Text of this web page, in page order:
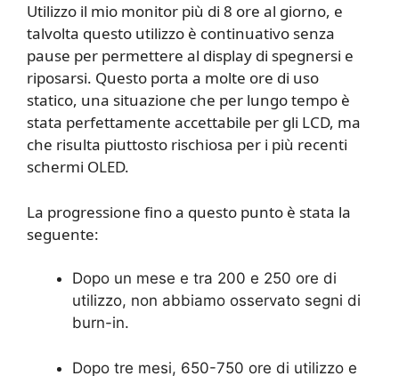
Utilizzo il mio monitor più di 8 ore al giorno, e
talvolta questo utilizzo è continuativo senza
pause per permettere al display di spegnersi e
riposarsi. Questo porta a molte ore di uso
statico, una situazione che per lungo tempo è
stata perfettamente accettabile per gli LCD, ma
che risulta piuttosto rischiosa per i più recenti
schermi OLED.
La progressione fino a questo punto è stata la
seguente:
Dopo un mese e tra 200 e 250 ore di
utilizzo, non abbiamo osservato segni di
burn-in.
Dopo tre mesi, 650-750 ore di utilizzo e